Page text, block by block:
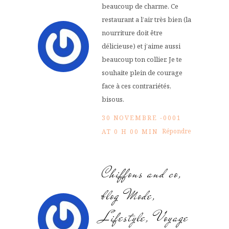
beaucoup de charme. Ce
restaurant a l’air très bien (la
nourriture doit être
délicieuse) et j’aime aussi
beaucoup ton collier. Je te
souhaite plein de courage
face à ces contrariétés,
bisous.
30 NOVEMBRE -0001
AT 0 H 00 MIN Répondre
Chiffons and co,
blog Mode,
Lifestyle, Voyage